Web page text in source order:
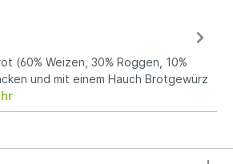
(60% Weizen, 30% Roggen, 10%
und mit einem Hauch Brotgewürz